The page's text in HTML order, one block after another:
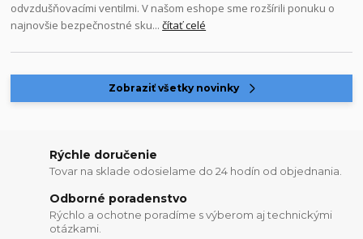
odvzdušňovacími ventilmi. V našom eshope sme rozšírili ponuku o
najnovšie bezpečnostné sku...čítať celé
Zobraziť všetky novinky
Rýchle doručenie
Tovar na sklade odosielame do 24 hodín od objednania.
Odborné poradenstvo
Rýchlo a ochotne poradíme s výberom aj technickými
otázkami.